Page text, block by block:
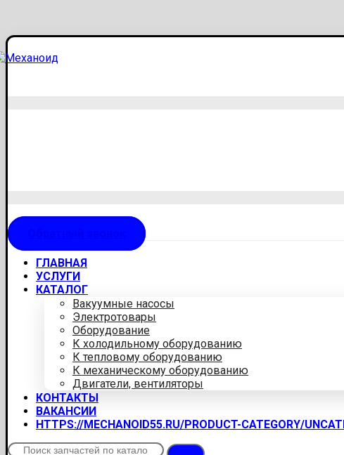
ГЛАВНАЯ
УСЛУГИ
КАТАЛОГ
Вакуумные насосы
Электротовары
Оборудование
К холодильному оборудованию
К тепловому оборудованию
К механическому оборудованию
Двигатели, вентиляторы
КОНТАКТЫ
ВАКАНСИИ
HTTPS://MECHANOID55.RU/PRODUCT-CATEGORY/